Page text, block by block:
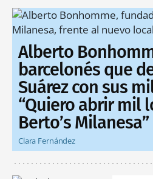
Alberto
barcelonés que
Suárez con sus
“Quiero abrir mil
Berto’s Milanesa”
Clara Fernández